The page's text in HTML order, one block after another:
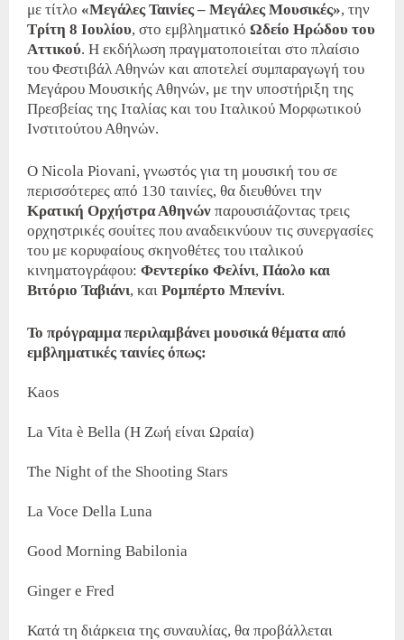
με τίτλο «Μεγάλες Ταινίες – Μεγάλες Μουσικές», την
Τρίτη 8 Ιουλίου, στο εμβληματικό Ωδείο Ηρώδου του
Αττικού. Η εκδήλωση πραγματοποιείται στο πλαίσιο
του Φεστιβάλ Αθηνών και αποτελεί συμπαραγωγή του
Μεγάρου Μουσικής Αθηνών, με την υποστήριξη της
Πρεσβείας της Ιταλίας και του Ιταλικού Μορφωτικού
Ινστιτούτου Αθηνών.
Ο Nicola Piovani, γνωστός για τη μουσική του σε
περισσότερες από 130 ταινίες, θα διευθύνει την
Κρατική Ορχήστρα Αθηνών παρουσιάζοντας τρεις
ορχηστρικές σουίτες που αναδεικνύουν τις συνεργασίες
του με κορυφαίους σκηνοθέτες του ιταλικού
κινηματογράφου: Φεντερίκο Φελίνι, Πάολο και
Βιτόριο Ταβιάνι, και Ρομπέρτο Μπενίνι.
Το πρόγραμμα περιλαμβάνει μουσικά θέματα από
εμβληματικές ταινίες όπως:
Kaos
La Vita è Bella (Η Ζωή είναι Ωραία)
The Night of the Shooting Stars
La Voce Della Luna
Good Morning Babilonia
Ginger e Fred
Κατά τη διάρκεια της συναυλίας, θα προβάλλεται